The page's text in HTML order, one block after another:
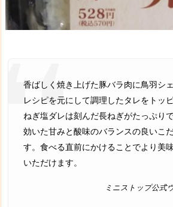
香ばしく焼き上げた豚バラ肉に鳥羽シ
レシピを元にして調理したタレをトッピ
ねぎ塩ダレは刻んだ長ねぎがたっぷり
効いた甘みと酸味のバランスの良いこ
す。食べる直前にかけることでより美
いただけます。
ミニストップ公式